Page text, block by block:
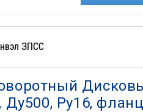
ЗПСС
Ду500, Ру16,